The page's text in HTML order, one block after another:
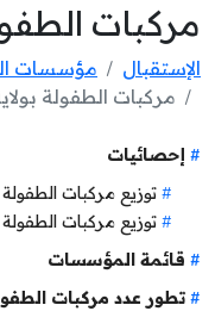
مركبات
الإستقبال
مؤسسات
مركبات الطفولة
إحصائيات
توزيع مركبات
توزيع مركبات
قائمة المؤسسات
تطور عدد مركبات